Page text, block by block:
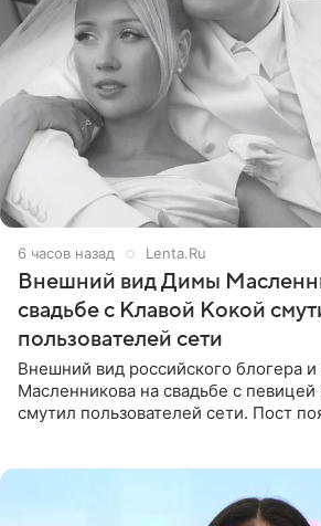
6 часов назад Lenta.Ru
Внешний вид Димы
свадьбе с Клавой Кокой
пользователей сети
Внешний вид российского блогера
Масленникова на свадьбе с
смутил пользователей сети. Пост